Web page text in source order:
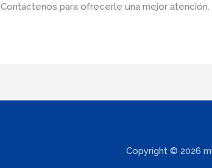
Contáctenos para ofrecerle una mejor atención.
Copyright © 2026